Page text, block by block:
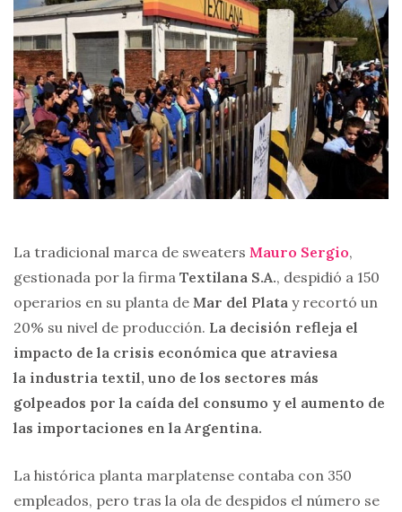
La tradicional marca de sweaters Mauro Sergio,
gestionada por la firma Textilana S.A., despidió a 150
operarios en su planta de Mar del Plata y recortó un
20% su nivel de producción. La decisión refleja el
impacto de la crisis económica que atraviesa
la industria textil, uno de los sectores más
golpeados por la caída del consumo y el aumento de
las importaciones en la Argentina.
La histórica planta marplatense contaba con 350
empleados, pero tras la ola de despidos el número se